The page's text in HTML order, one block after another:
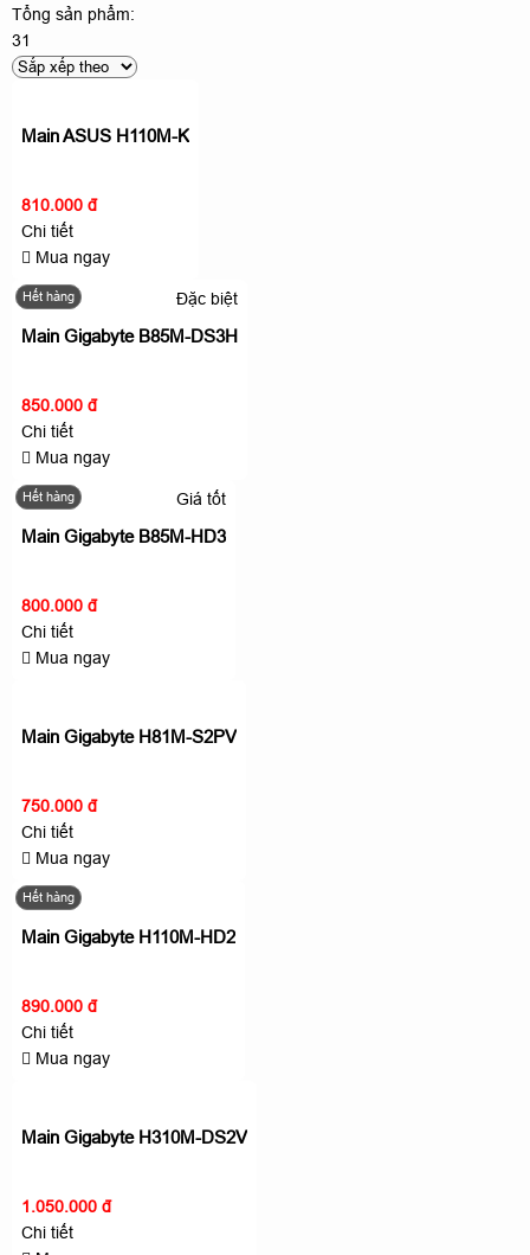
Tổng sản phẩm:
31
Main ASUS H110M-K
810.000 đ
Chi tiết
Mua ngay
Đặc biệt
Hết hàng
Main Gigabyte B85M-DS3H
850.000 đ
Chi tiết
Mua ngay
Giá tốt
Hết hàng
Main Gigabyte B85M-HD3
800.000 đ
Chi tiết
Mua ngay
Main Gigabyte H81M-S2PV
750.000 đ
Chi tiết
Mua ngay
Hết hàng
Main Gigabyte H110M-HD2
890.000 đ
Chi tiết
Mua ngay
Main Gigabyte H310M-DS2V
1.050.000 đ
Chi tiết